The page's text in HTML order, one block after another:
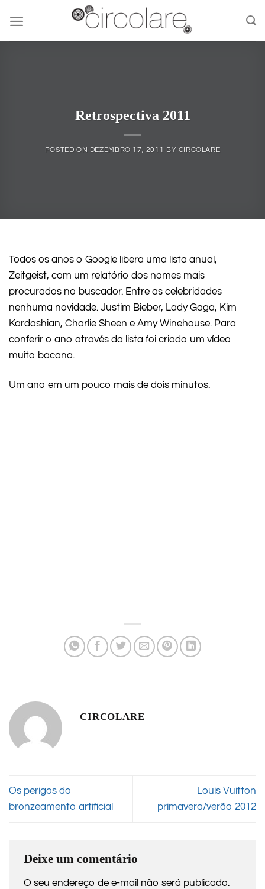
content
Retrospectiva 2011
POSTED ON DEZEMBRO 17, 2011 BY CIRCOLARE
Todos os anos o Google libera uma lista anual,
Zeitgeist, com um relatório dos nomes mais
procurados no buscador. Entre as celebridades
nenhuma novidade. Justim Bieber, Lady Gaga, Kim
Kardashian, Charlie Sheen e Amy Winehouse. Para
conferir o ano através da lista foi criado um vídeo
muito bacana.
Um ano em um pouco mais de dois minutos.
CIRCOLARE
Os perigos do
bronzeamento artificial
Louis Vuitton
primavera/verão 2012
Deixe um comentário
O seu endereço de e-mail não será publicado.